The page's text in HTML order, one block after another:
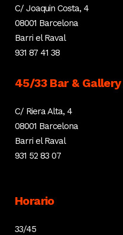
C/ Joaquin Costa, 4
08001 Barcelona
Barri el Raval
931 87 41 38
45/33 Bar & Gallery
C/ Riera Alta, 4
08001 Barcelona
Barri el Raval
931 52 83 07
Horario
33/45